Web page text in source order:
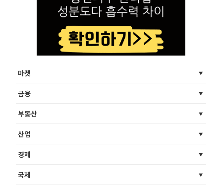
마켓
금융
부동산
산업
경제
국제